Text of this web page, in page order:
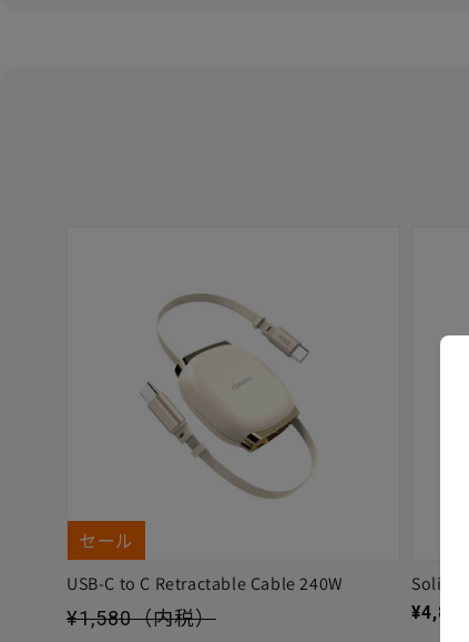
セール
USB-C to C Retractable Cable 240W
セール価格
¥1,580（内税）
Solitta
通常価
¥4,880